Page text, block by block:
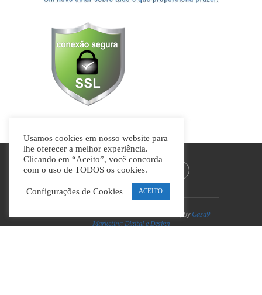
Divino Guia © Todos os direitos reservados | By Casa9
Marketing Digital e Design
Usamos cookies em nosso website para
lhe oferecer a melhor experiência.
Clicando em “Aceito”, você concorda
com o uso de TODOS os cookies.
Configurações de Cookies ACEITO